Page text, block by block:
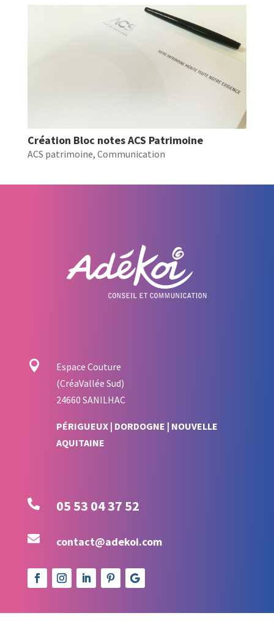
Création Bloc notes ACS Patrimoine
ACS patrimoine, Communication

Espace Couture
(CréaVallée Sud)
24660 SANILHAC
PÉRIGUEUX | DORDOGNE | NOUVELLE
AQUITAINE
 05 53 04 37 52
 contact@adekoi.com